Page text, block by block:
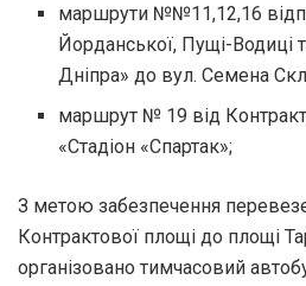
маршрути №№11,12,16
Йорданської, Пущі-Водиці
Дніпра» до вул. Семена
маршрут № 19 від
«Стадіон «Спартак»;
З метою забезпечення
Контрактової площі до площі
організовано тимчасовий